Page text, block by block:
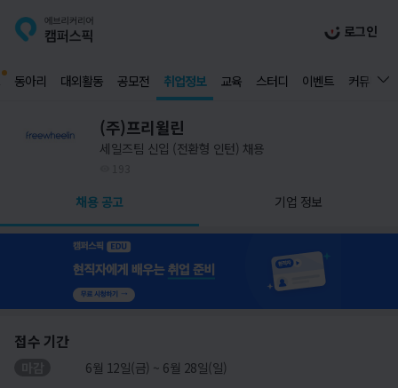
로그인
동아리 대외활동 공모전 취업정보 교육 스터디 이벤트 커뮤니티
(주)프리윌린
세일즈팀 신입 (전환형 인턴) 채용
채용 공고 기업 정보
접수 기간
6월 12일(금) ~ 6월 28일(일)